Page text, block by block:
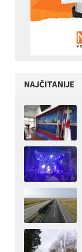
NAJČITANIJE